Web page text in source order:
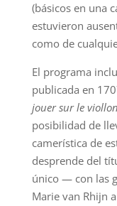
(básicos en una
estuvieron
como de
El programa
publicada en
jouer sur le viollon
posibilidad de
camerística de
desprende del
único — con las
Marie van Rhijn